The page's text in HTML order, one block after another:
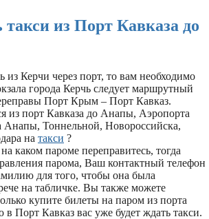
такси из Порт Кавказа до
из Керчи через порт, то вам необходимо
города Керчь следует маршрутный
Порт Крым – Порт Кавказ.
из порт Кавказа до Анапы, Аэропорта
Тоннельной, Новороссийска,
на такси ?
каком пароме переправитесь, тогда
парома, Ваш контактный телефон
для того, чтобы она была
на табличке. Вы также можете
купите билеты на паром из порта
Порт Кавказ вас уже будет ждать такси.